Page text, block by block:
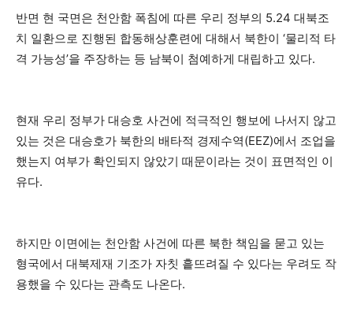
반면 현 국면은 천안함 폭침에 따른 우리 정부의 5.24 대북조
치 일환으로 진행된 합동해상훈련에 대해서 북한이 ‘물리적 타
격 가능성’을 주장하는 등 남북이 첨예하게 대립하고 있다.
현재 우리 정부가 대승호 사건에 적극적인 행보에 나서지 않고
있는 것은 대승호가 북한의 배타적 경제수역(EEZ)에서 조업을
했는지 여부가 확인되지 않았기 때문이라는 것이 표면적인 이
유다.
하지만 이면에는 천안함 사건에 따른 북한 책임을 묻고 있는
형국에서 대북제재 기조가 자칫 흩뜨려질 수 있다는 우려도 작
용했을 수 있다는 관측도 나온다.